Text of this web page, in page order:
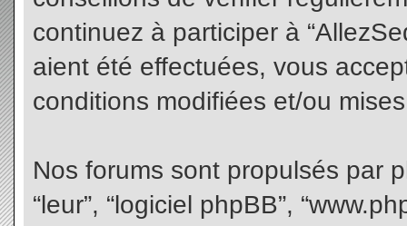
continuez à participer à
aient été effectuées, vous
conditions modifiées et/ou
Nos forums sont propulsés par
“leur”, “logiciel phpBB”,